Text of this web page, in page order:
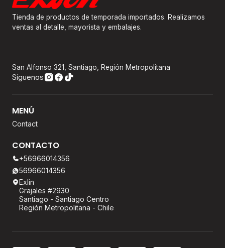
Tienda de productos de temporada importados. Realizamos
ventas al detalle, mayorista y embalajes.
San Alfonso 321, Santiago, Región Metropolitana
Síguenos
MENÚ
Contact
CONTACTO
+56966014356
56966014356
Exlin
Grajales #2930
Santiago - Santiago Centro
Región Metropolitana - Chile